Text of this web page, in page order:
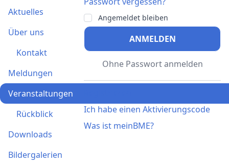
Angemeldet bleiben
ANMELDEN
Ohne Passwort anmelden
Ich habe einen Aktivierungscode
Was ist meinBME?
Aktuelles
Über uns
Kontakt
Meldungen
Veranstaltungen
Rückblick
Downloads
Bildergalerien